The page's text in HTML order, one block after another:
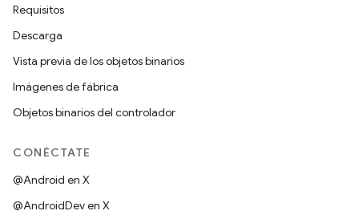
Requisitos
Descarga
Vista previa de los objetos binarios
Imágenes de fábrica
Objetos binarios del controlador
CONÉCTATE
@Android en X
@AndroidDev en X